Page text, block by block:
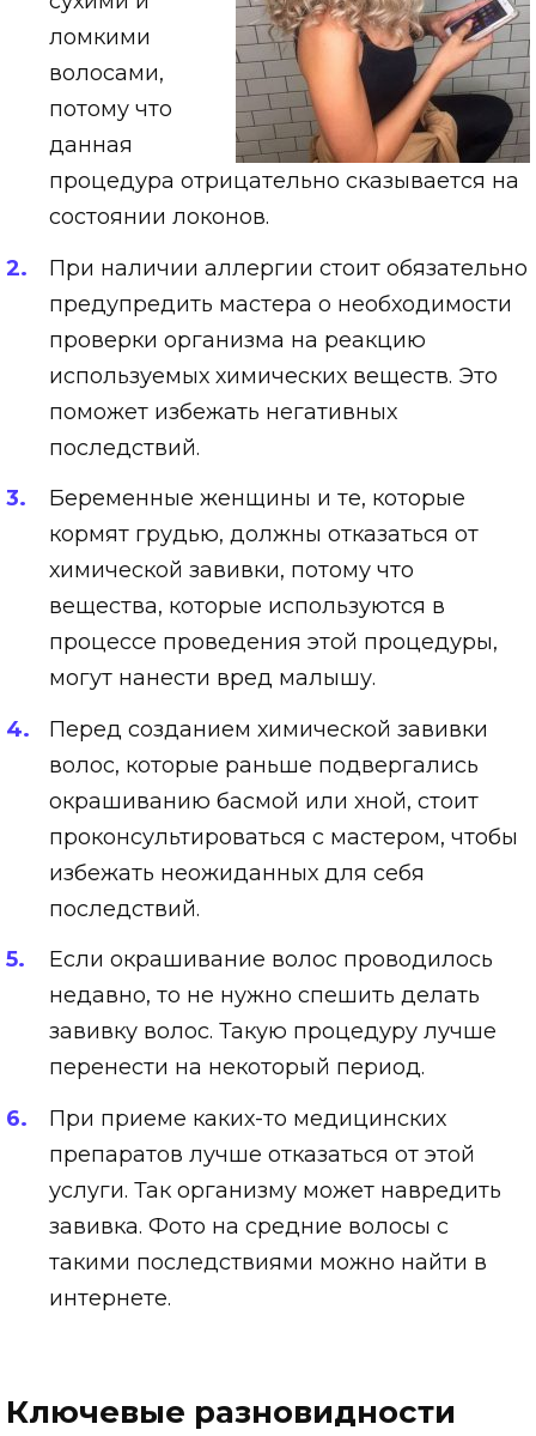
ломкими
волосами,
потому что
данная
процедура отрицательно сказывается на
состоянии локонов.
При наличии аллергии стоит обязательно
предупредить мастера о необходимости
проверки организма на реакцию
используемых химических веществ. Это
поможет избежать негативных
последствий.
Беременные женщины и те, которые
кормят грудью, должны отказаться от
химической завивки, потому что
вещества, которые используются в
процессе проведения этой процедуры,
могут нанести вред малышу.
Перед созданием химической завивки
волос, которые раньше подвергались
окрашиванию басмой или хной, стоит
проконсультироваться с мастером, чтобы
избежать неожиданных для себя
последствий.
Если окрашивание волос проводилось
недавно, то не нужно спешить делать
завивку волос. Такую процедуру лучше
перенести на некоторый период.
При приеме каких-то медицинских
препаратов лучше отказаться от этой
услуги. Так организму может навредить
завивка. Фото на средние волосы с
такими последствиями можно найти в
интернете.
Ключевые разновидности